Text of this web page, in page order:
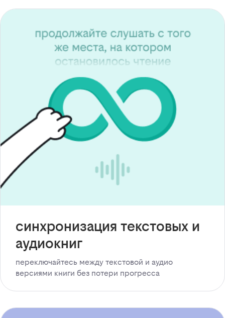
синхронизация текстовых и
аудиокниг
переключайтесь между текстовой и аудио
версиями книги без потери прогресса